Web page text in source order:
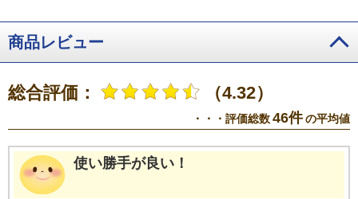
商品レビュー
総合評価： （4.32）
・・・評価総数46件の平均値
使い勝手が良い！